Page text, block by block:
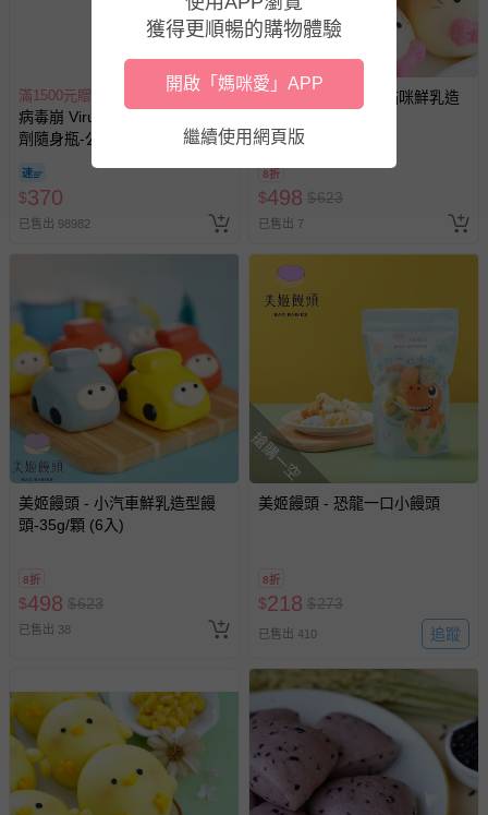
滿1500元贈好禮
病毒崩 VirusBom - 100ppm噴
劑隨身瓶-公司貨/最新效
$370
已售出 98982
美姬饅頭 - Hello小貓咪鮮乳造
8折
$498 $623
已售出 7
美姬饅頭 - 小汽車鮮乳造型饅
頭-35g/顆 (6入)
8折
$498 $623
已售出 38
搶購一空
美姬饅頭 - 恐龍一口小饅頭
8折
$218 $273
已售出 410 追蹤
獲得更順暢的購物體驗
開啟「媽咪愛」APP
繼續使用網頁版